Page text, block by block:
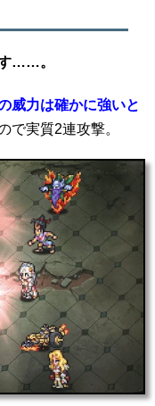
……。
威力は確かに強いと
で実質2連攻撃。